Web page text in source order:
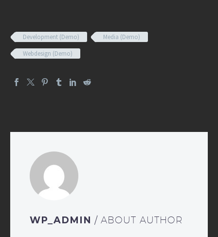
Development (Demo)
Media (Demo)
Webdesign (Demo)
WP_ADMIN / ABOUT AUTHOR